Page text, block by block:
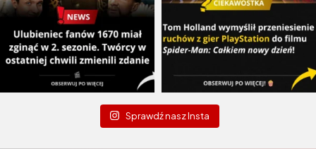
Sprawdź nasz Insta